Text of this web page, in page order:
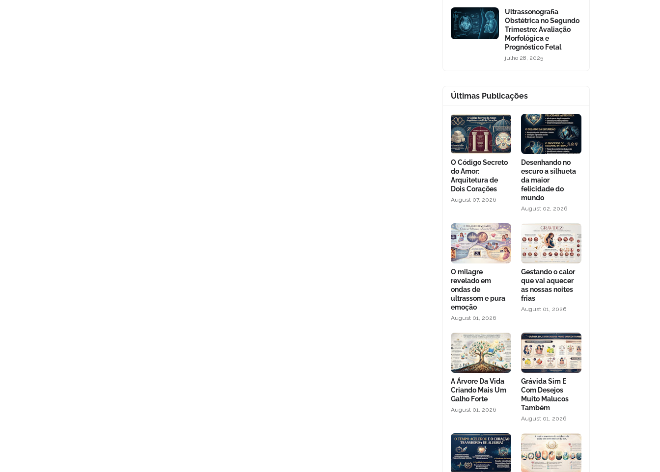
Ultrassonografia
Obstétrica no Segundo
Trimestre: Avaliação
Morfológica e
Prognóstico Fetal
julho 28, 2025
Últimas Publicações
O Código Secreto
do Amor:
Arquitetura de
Dois Corações
August 07, 2026
Desenhando no
escuro a silhueta
da maior
felicidade do
mundo
August 02, 2026
O milagre
revelado em
ondas de
ultrassom e pura
emoção
August 01, 2026
Gestando o calor
que vai aquecer
as nossas noites
frias
August 01, 2026
A Árvore Da Vida
Criando Mais Um
Galho Forte
August 01, 2026
Grávida Sim E
Com Desejos
Muito Malucos
Também
August 01, 2026